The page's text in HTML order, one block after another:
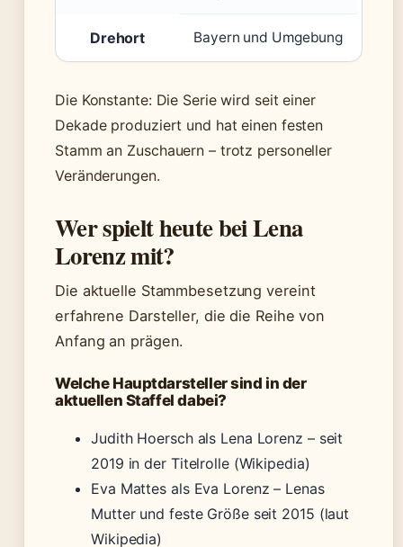
Drehort Bayern und Umgebung
Die Konstante: Die Serie wird seit einer
Dekade produziert und hat einen festen
Stamm an Zuschauern – trotz personeller
Veränderungen.
Wer spielt heute bei Lena
Lorenz mit?
Die aktuelle Stammbesetzung vereint
erfahrene Darsteller, die die Reihe von
Anfang an prägen.
Welche Hauptdarsteller sind in der
aktuellen Staffel dabei?
Judith Hoersch als Lena Lorenz – seit
2019 in der Titelrolle (Wikipedia)
Eva Mattes als Eva Lorenz – Lenas
Mutter und feste Größe seit 2015 (laut
Wikipedia)